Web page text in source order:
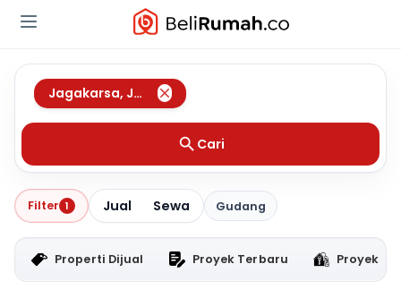
Jagakarsa, Jakarta Selatan
Cari
Filter 1 Jual Sewa Gudang
Properti Dijual Proyek Terbaru Proyek